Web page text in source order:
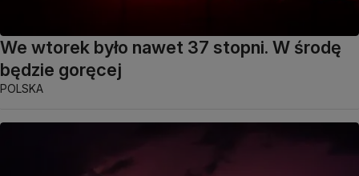
We wtorek było nawet 37 stopni. W środę
będzie goręcej
POLSKA